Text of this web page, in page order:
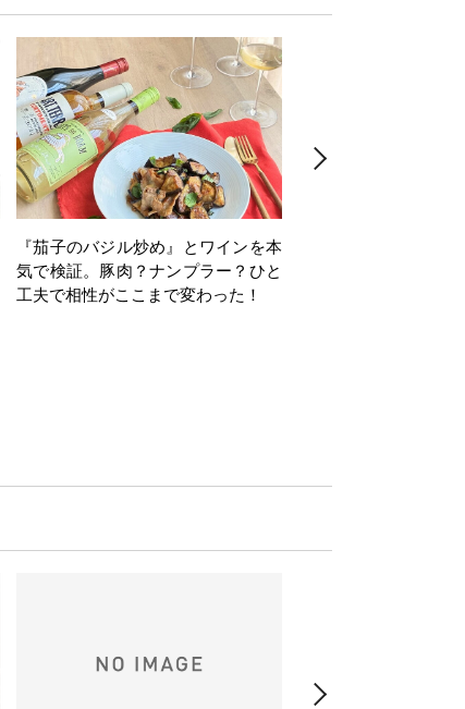
『茄子のバジル炒め』とワインを本
気で検証。豚肉？ナンプラー？ひと
工夫で相性がここまで変わった！